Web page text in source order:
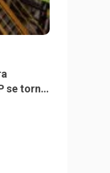
se torna